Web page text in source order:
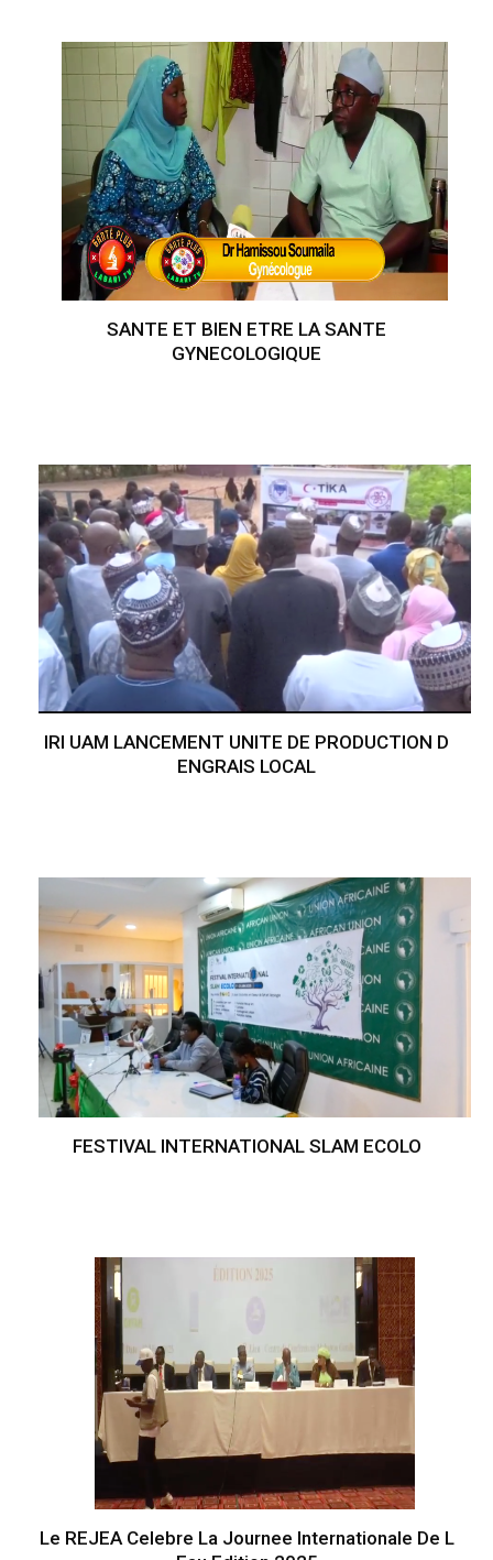
SANTE ET BIEN ETRE LA SANTE
GYNECOLOGIQUE
IRI UAM LANCEMENT UNITE DE PRODUCTION D
ENGRAIS LOCAL
FESTIVAL INTERNATIONAL SLAM ECOLO
Le REJEA Celebre La Journee Internationale De L